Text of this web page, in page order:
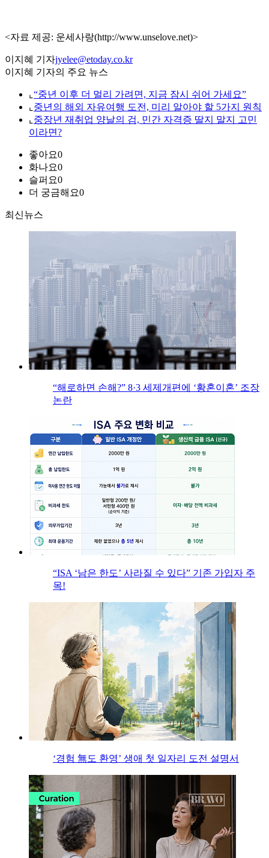
<자료 제공: 운세사랑(http://www.unselove.net)>
이지혜 기자jyelee@etoday.co.kr
이지혜 기자의 주요 뉴스
⌞ “중년 이후 더 멀리 가려면, 지금 잠시 쉬어 가세요”
⌞ 중년의 해외 자유여행 도전, 미리 알아야 할 5가지 원칙
⌞ 중장년 재취업 양날의 검, 민간 자격증 딸지 말지 고민
이라면?
좋아요0
화나요0
슬퍼요0
더 궁금해요0
최신뉴스
“해로하면 손해?” 8·3 세제개편에 ‘황혼이혼’ 조장
논란
“ISA ‘남은 한도’ 사라질 수 있다” 기존 가입자 주
목!
‘경험 無도 환영’ 생애 첫 일자리 도전 설명서